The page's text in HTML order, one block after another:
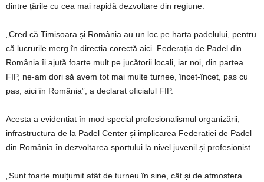
dintre țările cu cea mai rapidă dezvoltare din regiune.
„Cred că Timișoara și România au un loc pe harta padelului, pentru
că lucrurile merg în direcția corectă aici. Federația de Padel din
România îi ajută foarte mult pe jucătorii locali, iar noi, din partea
FIP, ne-am dori să avem tot mai multe turnee, încet-încet, pas cu
pas, aici în România”, a declarat oficialul FIP.
Acesta a evidențiat în mod special profesionalismul organizării,
infrastructura de la Padel Center și implicarea Federației de Padel
din România în dezvoltarea sportului la nivel juvenil și profesionist.
„Sunt foarte mulțumit atât de turneu în sine, cât și de atmosfera